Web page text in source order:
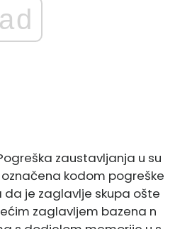
ad
zaustavljanja u su
kodom pogreške
da je zaglavlje skupa ošte
zaglavljem bazena n